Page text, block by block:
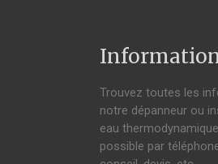
Trouvez toutes les
notre dépanneur ou
eau
possible par